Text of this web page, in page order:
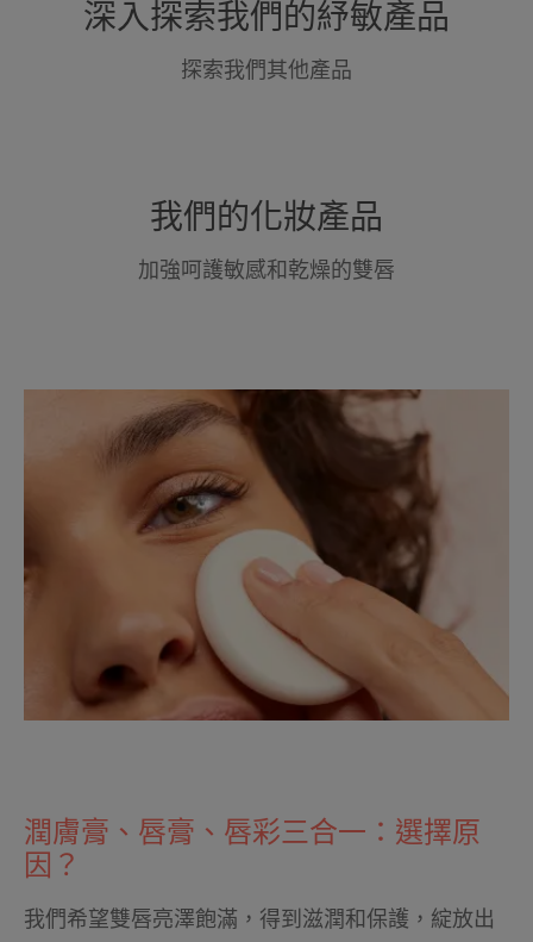
深入探索我們的紓敏產品
探索我們其他產品
我們的化妝產品
加強呵護敏感和乾燥的雙唇
潤膚膏、唇膏、唇彩三合一：選擇原
因？
我們希望雙唇亮澤飽滿，得到滋潤和保護，綻放出